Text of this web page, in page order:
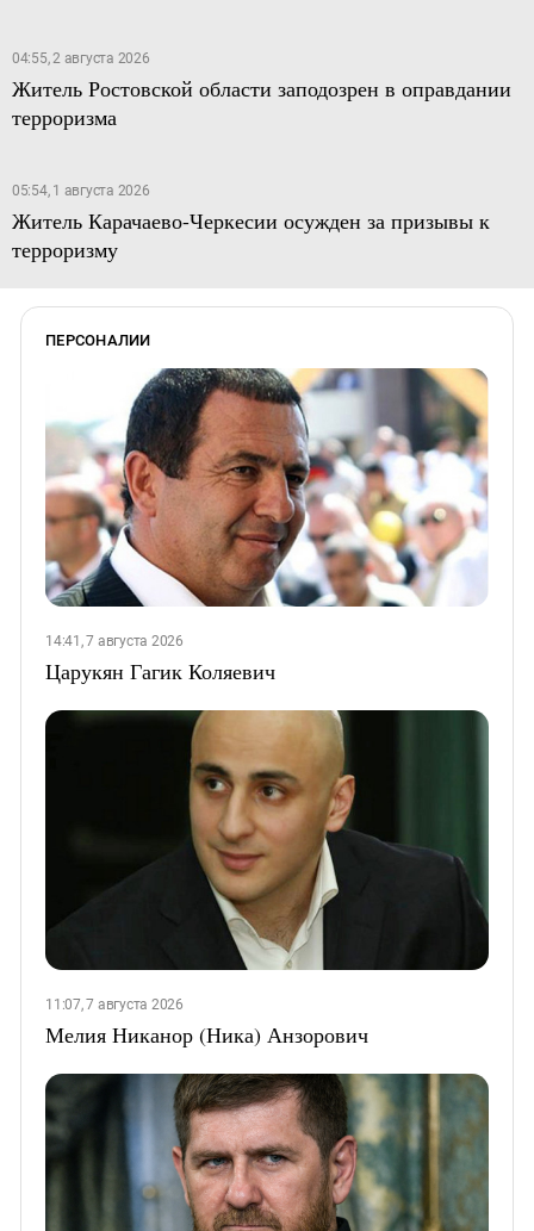
04:55, 2 августа 2026
Житель Ростовской области заподозрен в оправдании
терроризма
05:54, 1 августа 2026
Житель Карачаево-Черкесии осужден за призывы к
терроризму
ПЕРСОНАЛИИ
14:41, 7 августа 2026
Царукян Гагик Коляевич
11:07, 7 августа 2026
Мелия Никанор (Ника) Анзорович